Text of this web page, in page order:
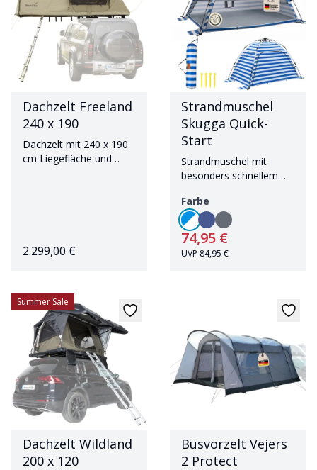
Dachzelt Freeland
240 x 190
Dachzelt mit 240 x 190
cm Liegefläche und
2.299,00 €
Strandmuschel
Skugga Quick-
Start
Strandmuschel mit
besonders schnellem
Schutz
Farbe
74,95 €
UVP84,95 €
Summer Sale
Dachzelt Wildland
200 x 120
Busvorzelt Vejers
2 Protect